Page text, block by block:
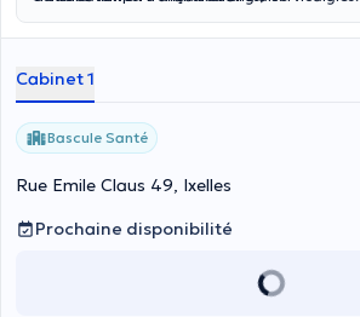
Cabinet 1
Bascule Santé
Rue Emile Claus 49, Ixelles
Prochaine disponibilité